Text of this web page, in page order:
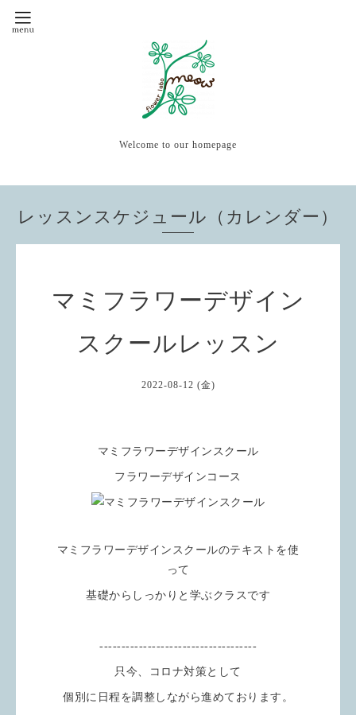
Welcome to our homepage
レッスンスケジュール（カレンダー）
マミフラワーデザイン
スクールレッスン
2022-08-12 (金)
マミフラワーデザインスクール
フラワーデザインコース
マミフラワーデザインスクールのテキストを使
って
基礎からしっかりと学ぶクラスです
------------------------------------
只今、コロナ対策として
個別に日程を調整しながら進めております。